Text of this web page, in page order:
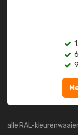
alle RAL-